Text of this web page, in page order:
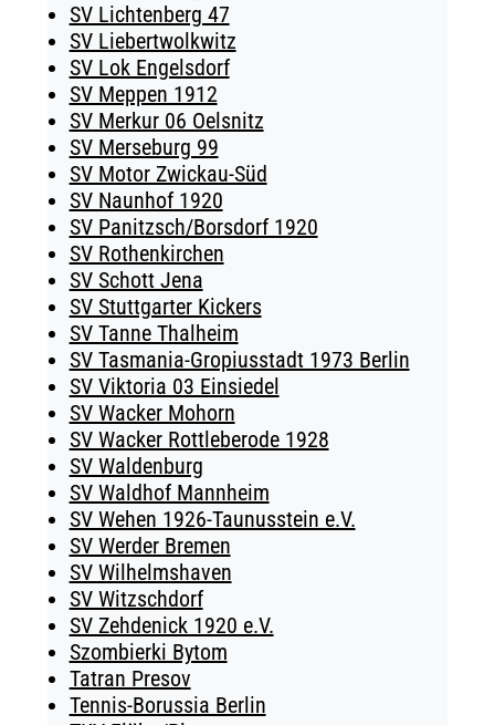
SV Lichtenberg 47
SV Liebertwolkwitz
SV Lok Engelsdorf
SV Meppen 1912
SV Merkur 06 Oelsnitz
SV Merseburg 99
SV Motor Zwickau-Süd
SV Naunhof 1920
SV Panitzsch/​Borsdorf 1920
SV Rothenkirchen
SV Schott Jena
SV Stuttgarter Kickers
SV Tanne Thalheim
SV Tasmania-Gropiusstadt 1973 Berlin
SV Viktoria 03 Einsiedel
SV Wacker Mohorn
SV Wacker Rottleberode 1928
SV Waldenburg
SV Waldhof Mannheim
SV Wehen 1926-Taunusstein e.V.
SV Werder Bremen
SV Wilhelmshaven
SV Witzschdorf
SV Zehdenick 1920 e.V.
Szombierki Bytom
Tatran Presov
Tennis-Borussia Berlin